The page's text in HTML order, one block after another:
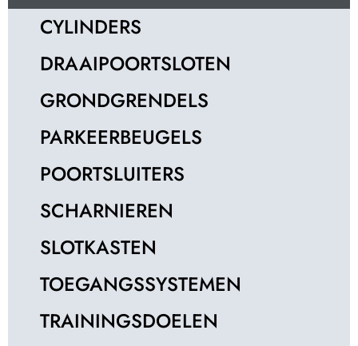
CYLINDERS
DRAAIPOORTSLOTEN
GRONDGRENDELS
PARKEERBEUGELS
POORTSLUITERS
SCHARNIEREN
SLOTKASTEN
TOEGANGSSYSTEMEN
TRAININGSDOELEN